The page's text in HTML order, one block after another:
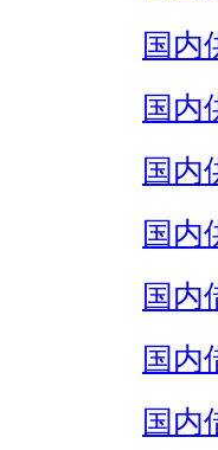
国内
国内
国内
国内
国内
国内
国内